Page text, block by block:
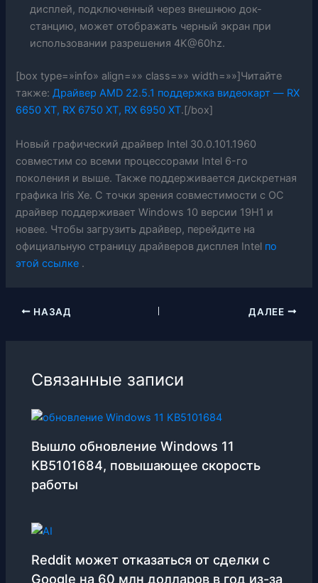
дисплей, подключенный через внешнюю док-
станцию, может отображать черный экран при
использовании разрешения 4K@60hz.
[box type=»info» align=»» class=»» width=»»]Читайте
также:Драйвер AMD 22.5.1 поддержка видеокарт — RX
6650 XT, RX 6750 XT, RX 6950 XT.[/box]
Новый графический драйвер Intel 30.0.101.1960
совместим со всеми процессорами Intel 6-го
поколения и выше. Также поддерживается дискретная
графика Iris Xe. С точки зрения совместимости с ОС
драйвер поддерживает Windows 10 версии 19H1 и
новее. Чтобы загрузить драйвер, перейдите на
официальную страницу драйверов дисплея Intel по
этой ссылке .
НАЗАД ДАЛЕЕ
Связанные записи
Вышло обновление Windows 11
KB5101684, повышающее скорость
работы
Reddit может отказаться от сделки с
Google на 60 млн долларов в год из-за